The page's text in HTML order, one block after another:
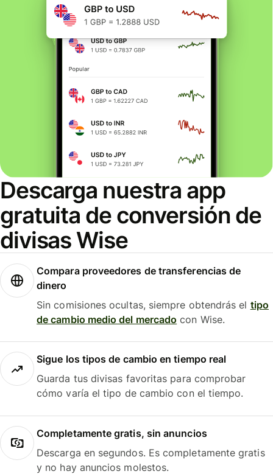
Descarga nuestra app
gratuita de conversión de
divisas Wise
Compara proveedores de transferencias de
dinero
Sin comisiones ocultas, siempre obtendrás el tipo
de cambio medio del mercado con Wise.
Sigue los tipos de cambio en tiempo real
Guarda tus divisas favoritas para comprobar
cómo varía el tipo de cambio con el tiempo.
Completamente gratis, sin anuncios
Descarga en segundos. Es completamente gratis
y no hay anuncios molestos.